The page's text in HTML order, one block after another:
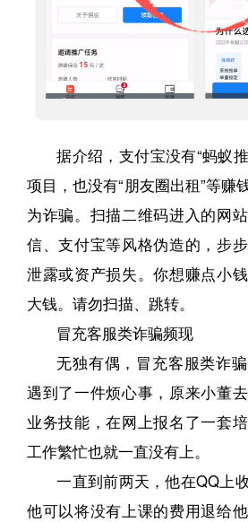
据介绍，支付宝没有“蚂蚁
项目，也没有“朋友圈出租”等赚
为诈骗。扫描二维码进入的网
信、支付宝等风格伪造的，步
泄露或资产损失。你想赚点小
大钱。请勿扫描、跳转。
冒充客服类诈骗频现
无独有偶，冒充客服类诈
遇到了一件烦心事，原来小董
业务技能，在网上报名了一套
工作繁忙也就一直没有上。
一直到前两天，他在QQ上
他可以将没有上课的费用退给